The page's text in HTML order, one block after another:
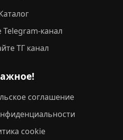
Telegram-канал
ТГ канал
соглашение
cookie